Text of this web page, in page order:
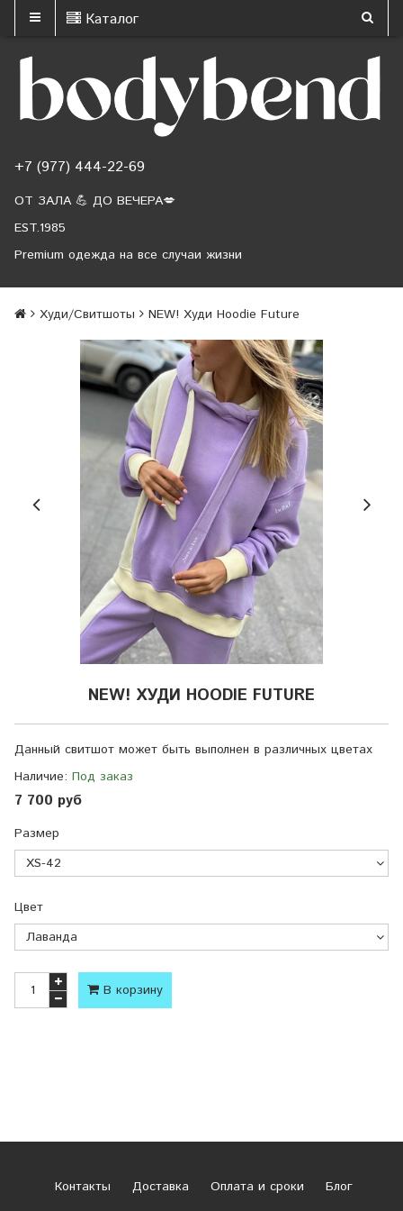
Каталог
+7 (977) 444-22-69
ОТ ЗАЛА 💪 ДО ВЕЧЕРА💋
EST.1985
Premium одежда на все случаи жизни
Худи/Свитшоты NEW! Худи Hoodie Future
NEW! ХУДИ HOODIE FUTURE
Данный свитшот может быть выполнен в различных цветах
Наличие: Под заказ
7 700 руб
Размер
Цвет
В корзину
Контакты Доставка Оплата и сроки Блог